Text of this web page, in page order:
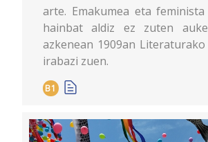
arte. Emakumea eta
hainbat aldiz ez zuten
azkenean 1909an
irabazi zuen.
B1